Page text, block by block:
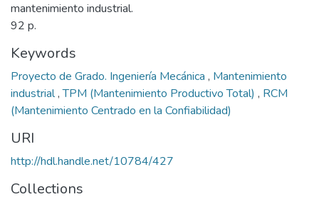
mantenimiento industrial.
92 p.
Keywords
Proyecto de Grado. Ingeniería Mecánica , Mantenimiento
industrial,TPM (Mantenimiento Productivo Total) , RCM
(Mantenimiento Centrado en la Confiabilidad)
URI
http://hdl.handle.net/10784/427
Collections